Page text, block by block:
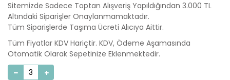
Sitemizde Sadece Toptan Alışveriş Yapıldığından 3.000 TL
Altındaki Siparişler Onaylanmamaktadır.
Tüm Siparişlerde Taşıma Ücreti Alıcıya Aittir.
Tüm Fiyatlar KDV Hariçtir. KDV, Ödeme Aşamasında
Otomatik Olarak Sepetinize Eklenmektedir.